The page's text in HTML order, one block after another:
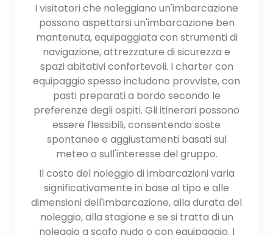
I visitatori che noleggiano un'imbarcazione
possono aspettarsi un'imbarcazione ben
mantenuta, equipaggiata con strumenti di
navigazione, attrezzature di sicurezza e
spazi abitativi confortevoli. I charter con
equipaggio spesso includono provviste, con
pasti preparati a bordo secondo le
preferenze degli ospiti. Gli itinerari possono
essere flessibili, consentendo soste
spontanee e aggiustamenti basati sul
meteo o sull'interesse del gruppo.
Il costo del noleggio di imbarcazioni varia
significativamente in base al tipo e alle
dimensioni dell'imbarcazione, alla durata del
noleggio, alla stagione e se si tratta di un
noleggio a scafo nudo o con equipaggio. I